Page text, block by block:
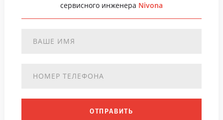
сервисного инженера Nivona
ОТПРАВИТЬ